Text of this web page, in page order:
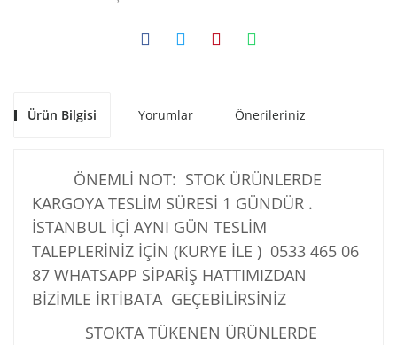
Ürün Bilgisi Yorumlar Önerileriniz
ÖNEMLİ NOT: STOK ÜRÜNLERDE
KARGOYA TESLİM SÜRESİ 1 GÜNDÜR .
İSTANBUL İÇİ AYNI GÜN TESLİM
TALEPLERİNİZ İÇİN (KURYE İLE ) 0533 465 06
87 WHATSAPP SİPARİŞ HATTIMIZDAN
BİZİMLE İRTİBATA GEÇEBİLİRSİNİZ
STOKTA TÜKENEN ÜRÜNLERDE